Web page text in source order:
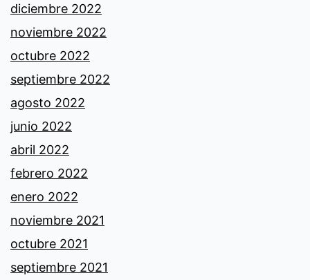
diciembre 2022
noviembre 2022
octubre 2022
septiembre 2022
agosto 2022
junio 2022
abril 2022
febrero 2022
enero 2022
noviembre 2021
octubre 2021
septiembre 2021